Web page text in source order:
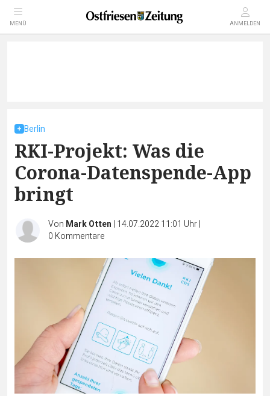
MENÜ ANMELDEN
Berlin
RKI-Projekt: Was die
Corona-Datenspende-App
bringt
Von Mark Otten | 14.07.2022 11:01 Uhr|
0 Kommentare